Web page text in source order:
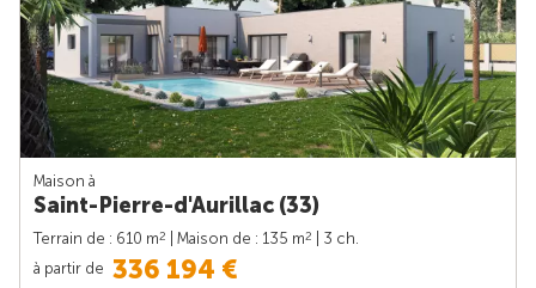
Maison à
Saint-Pierre-d'Aurillac (33)
Terrain de : 610 m2 | Maison de : 135 m2
| 3 ch.
à partir de 336 194 €